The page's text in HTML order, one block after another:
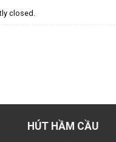
closed.
HÚT HẦM CẦU